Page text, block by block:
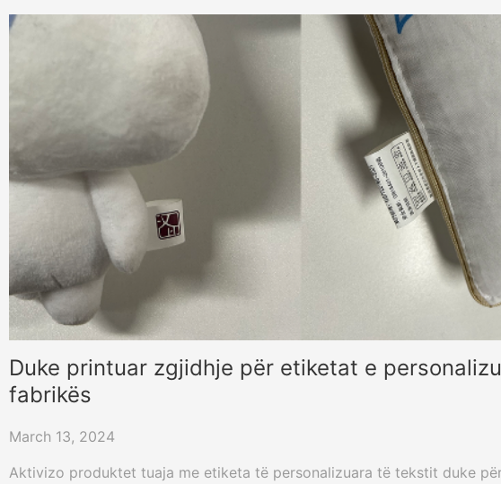
Duke printuar zgjidhje për etiketat e
fabrikës
March 13, 2024
Aktivizo produktet tuaja me etiketa të personalizuara të tekstit duke